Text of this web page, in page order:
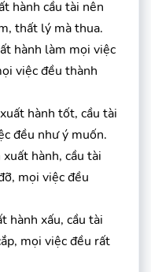
hành cầu tài nên
thất lý mà thua.
hành làm mọi việc
việc đều thành
hành tốt, cầu tài
đều như ý muốn.
xuất hành, cầu tài
mọi việc đều
hành xấu, cầu tài
mọi việc đều rất